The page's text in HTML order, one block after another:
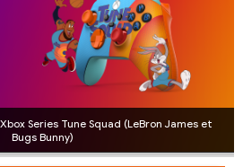
Series Tune Squad (LeBron James et
Bugs Bunny)